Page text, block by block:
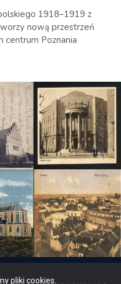
1918–1919 z
nową przestrzeń
centrum Poznania
pliki cookies.